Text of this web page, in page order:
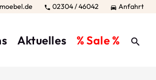
 02304 / 46042  Anfahrt
Aktuelles % Sale %